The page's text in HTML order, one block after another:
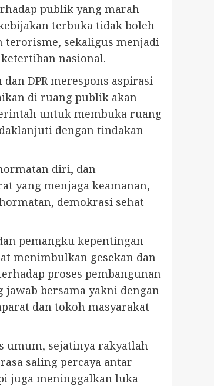
publik yang marah
terbuka tidak boleh
terorisme, sekaligus menjadi
nasional.
DPR merespons aspirasi
di ruang publik akan
untuk membuka ruang
dengan tindakan
diri, dan
yang menjaga keamanan,
demokrasi sehat
pemangku kepentingan
menimbulkan gesekan dan
proses pembangunan
bersama yakni dengan
dan tokoh masyarakat
umum, sejatinya rakyatlah
saling percaya antar
juga meninggalkan luka